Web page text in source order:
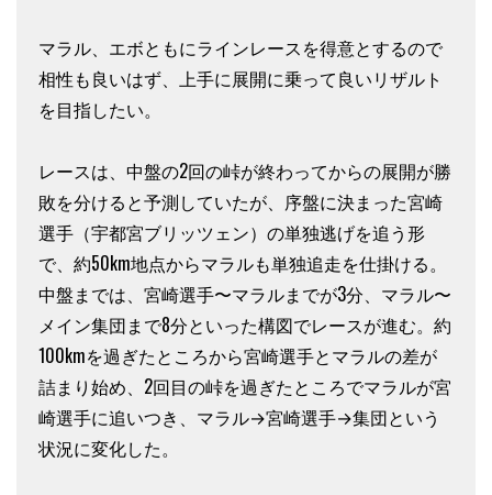
マラル、エボともにラインレースを得意とするので
相性も良いはず、上手に展開に乗って良いリザルト
を目指したい。
レースは、中盤の2回の峠が終わってからの展開が勝
敗を分けると予測していたが、序盤に決まった宮崎
選手（宇都宮ブリッツェン）の単独逃げを追う形
で、約50km地点からマラルも単独追走を仕掛ける。
中盤までは、宮崎選手〜マラルまでが3分、マラル〜
メイン集団まで8分といった構図でレースが進む。約
100kmを過ぎたところから宮崎選手とマラルの差が
詰まり始め、2回目の峠を過ぎたところでマラルが宮
崎選手に追いつき、マラル→宮崎選手→集団という
状況に変化した。